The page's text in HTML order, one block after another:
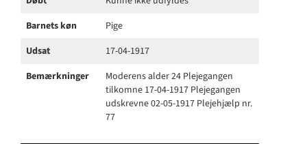
Barnets køn
Pige
Udsat
17-04-1917
Bemærkninger
Moderens alder 24 Plejegangen
tilkomne 17-04-1917 Plejegangen
udskrevne 02-05-1917 Plejehjælp nr.
77